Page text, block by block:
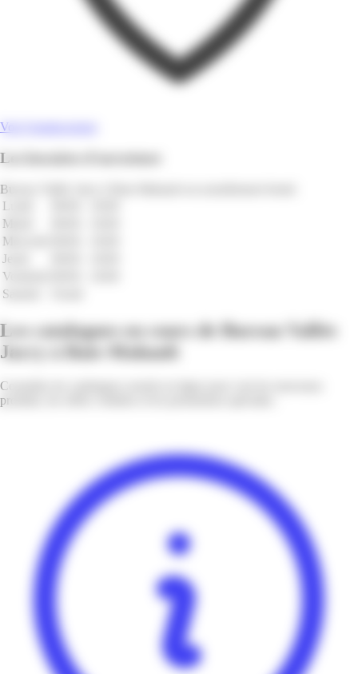
Voir l'emplacement
Les horaires d'ouverture
Bureau Vallée Jarry à Baie-Mahault est actuellement fermé.
Lundi
Mardi
Mercredi
Jeudi
Vendredi
Samedi
Les catalogues en cours de Bureau Vallée
Jarry à Baie-Mahault
Consultez les catalogues actuels en ligne pour voir les nouveaux
produits, les offres vedettes et les promotions spéciales.